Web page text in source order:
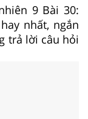
9 Bài 30:
nhất, ngắn
trả lời câu hỏi